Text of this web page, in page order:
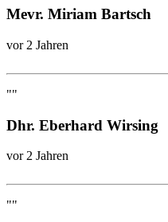
Mevr. Miriam Bartsch
vor 2 Jahren
""
Dhr. Eberhard Wirsing
vor 2 Jahren
""